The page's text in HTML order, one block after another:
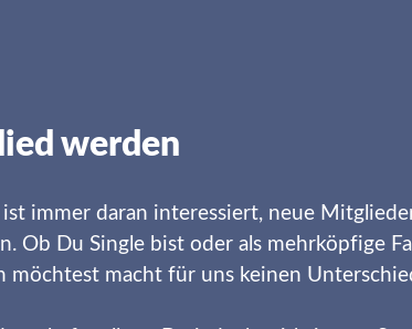
werden
ist immer daran interessiert, neue
Ob Du Single bist oder als mehrköpfige
möchtest macht für uns keinen